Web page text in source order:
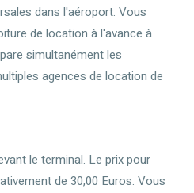
dans l'aéroport. Vous
de location à l'avance à
simultanément les
agences de location de
le terminal. Le prix pour
de 30,00 Euros. Vous